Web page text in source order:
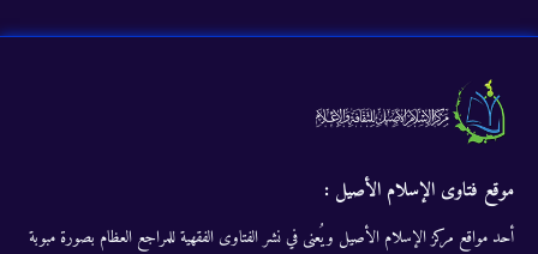
موقع فتاوى الإسلام الأصيل :
أحد مواقع مركز الإسلام الأصيل ويُعنى في نشر الفتاوى الفقهية للمراجع العظام بصورة مبوبة